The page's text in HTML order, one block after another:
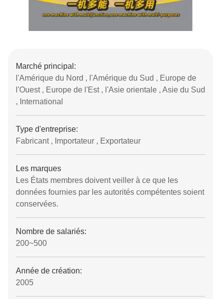
Marché principal:
l'Amérique du Nord , l'Amérique du Sud , Europe de
l'Ouest , Europe de l'Est , l'Asie orientale , Asie du Sud
, International
Type d'entreprise:
Fabricant , Importateur , Exportateur
Les marques
Les États membres doivent veiller à ce que les
données fournies par les autorités compétentes soient
conservées.
Nombre de salariés:
200~500
Année de création:
2005